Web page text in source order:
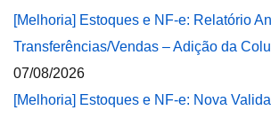
[Melhoria] Estoques e NF-e: Relatório
Transferências/Vendas – Adição da
07/08/2026
[Melhoria] Estoques e NF-e: Nova